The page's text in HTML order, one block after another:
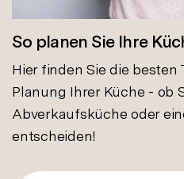
So planen Sie Ihre
Hier finden Sie die
Planung Ihrer Küche - ob
Abverkaufsküche oder
entscheiden!